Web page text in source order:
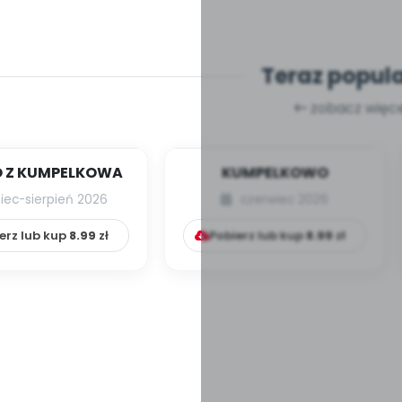
Teraz
zobacz
Z KUMPELKOWA
sierpień 2026
lub kup 8.99 zł
KUMPELKOWO
Pobierz lub kup8.99zł